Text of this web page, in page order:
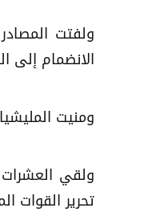
ولفتت
الانضمام إلى
ومنيت
ولقي
تحرير القوات